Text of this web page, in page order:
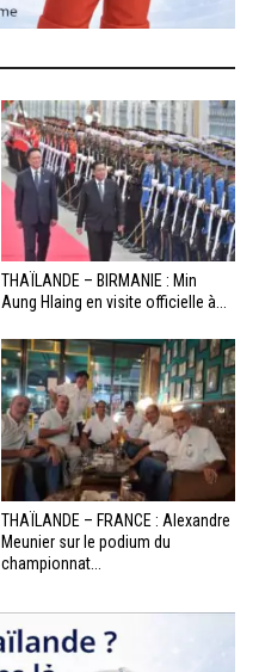
THAÏLANDE – BIRMANIE : Min
Aung Hlaing en visite officielle à...
THAÏLANDE – FRANCE : Alexandre
Meunier sur le podium du
championnat...